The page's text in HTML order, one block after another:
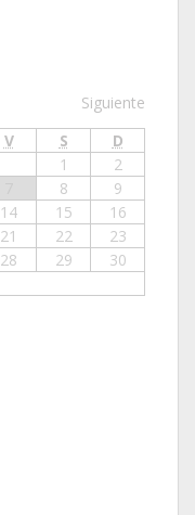
Siguiente
V S
D
1
2
8
9
14 15
16
21 22
23
28 29
30